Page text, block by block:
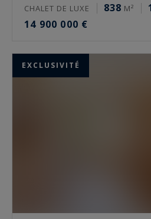
CHALET DE LUXE 838 M²
14 900 000 €
EXCLUSIVITÉ